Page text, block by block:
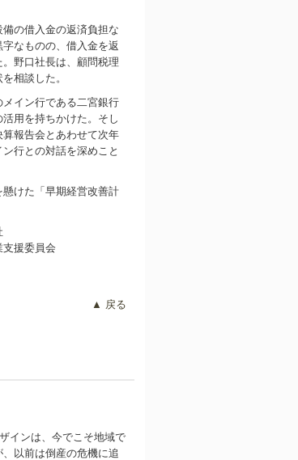
の借入金の返済負担な
なものの、借入金を返
野口社長は、顧問税理
相談した。
イン行である二宮銀行
用を持ちかけた。そし
報告会とあわせて次年
行との対話を深めこと
けた「早期経営改善計
委員会
▲ 戻る
インは、今でこそ地域で
以前は倒産の危機に追